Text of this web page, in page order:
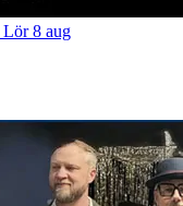
Lör 8 aug